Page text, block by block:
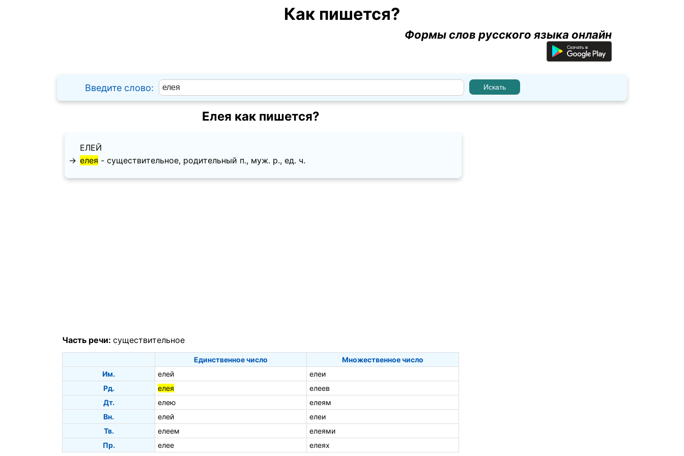
Как пишется?
Формы слов русского языка онлайн
Введите слово:
Елея как пишется?
ЕЛЕЙ
→ елея - существительное, родительный п., муж. p., ед. ч.
Часть речи: существительное
Единственное число
Множественное число
Им.
елей
елеи
Рд.
елея
елеев
Дт.
елею
елеям
Вн.
елей
елеи
Тв.
елеем
елеями
Пр.
елее елеях